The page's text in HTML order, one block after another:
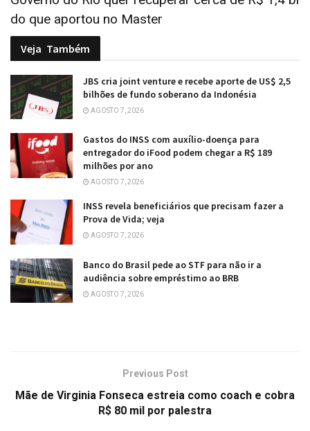
do que aportou no Master
Veja Também
JBS cria joint venture e recebe aporte de US$ 2,5
bilhões de fundo soberano da Indonésia
AGOSTO 7, 2026
Gastos do INSS com auxílio-doença para
entregador do iFood podem chegar a R$ 189
milhões por ano
AGOSTO 7, 2026
INSS revela beneficiários que precisam fazer a
Prova de Vida; veja
AGOSTO 7, 2026
Banco do Brasil pede ao STF para não ir a
audiência sobre empréstimo ao BRB
AGOSTO 7, 2026
Previous Post
Mãe de Virginia Fonseca estreia como coach e cobra
R$ 80 mil por palestra